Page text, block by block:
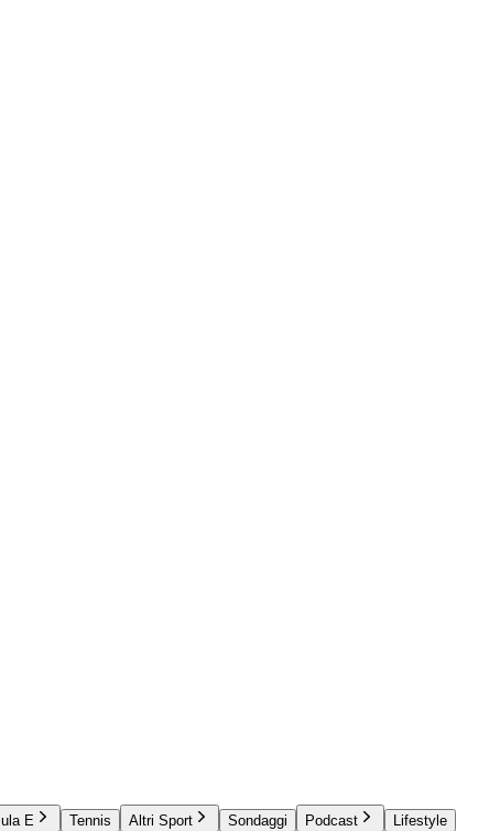
E Tennis Altri Sport Sondaggi Podcast
Lifestyle